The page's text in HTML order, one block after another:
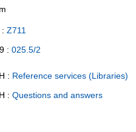
: Z711
: 025.5/2
: Reference services (Libraries)
: Questions and answers